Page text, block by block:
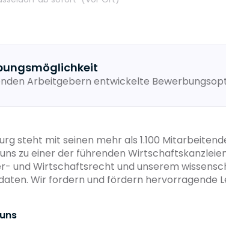
Arbeitgebern entwickelte
steht mit seinen mehr als 1.100
zu einer der führenden
und Wirtschaftsrecht und unserem
Wir fordern und fördern hervorragende